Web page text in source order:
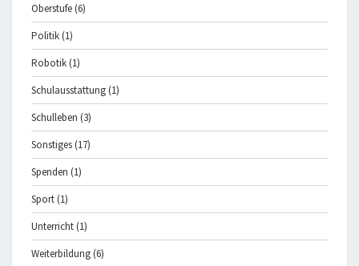
Oberstufe(6)
Politik(1)
Robotik(1)
Schulausstattung(1)
Schulleben (3)
Sonstiges(17)
Spenden (1)
Sport(1)
Unterricht(1)
Weiterbildung(6)